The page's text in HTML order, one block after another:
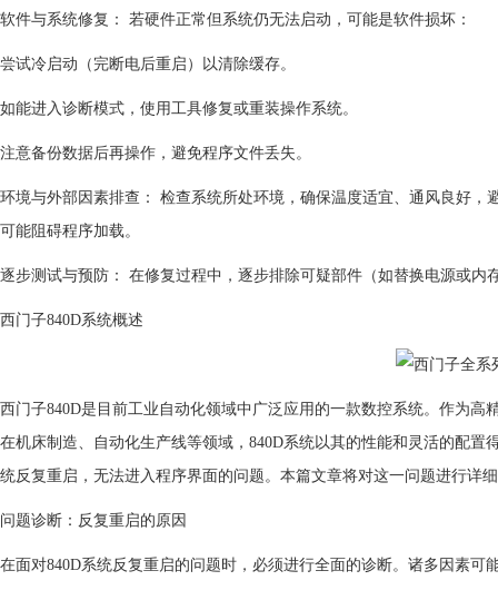
‌软件与系统修复：‌ 若硬件正常但系统仍无法启动，可能是软件损坏：
尝试冷启动（完断电后重启）以清除缓存。
如能进入诊断模式，使用工具修复或重装操作系统。
注意备份数据后再操作，避免程序文件丢失。‌
环境与外部因素排查：‌ 检查系统所处环境，确保温度适宜、通风良好
可能阻碍程序加载。‌
逐步测试与预防：‌ 在修复过程中，逐步排除可疑部件（如替换电源或
西门子840D系统概述
西门子840D是目前工业自动化领域中广泛应用的一款数控系统。作为
在机床制造、自动化生产线等领域，840D系统以其的性能和灵活的配
统反复重启，无法进入程序界面的问题。本篇文章将对这一问题进行详
问题诊断：反复重启的原因
在面对840D系统反复重启的问题时，必须进行全面的诊断。诸多因素可